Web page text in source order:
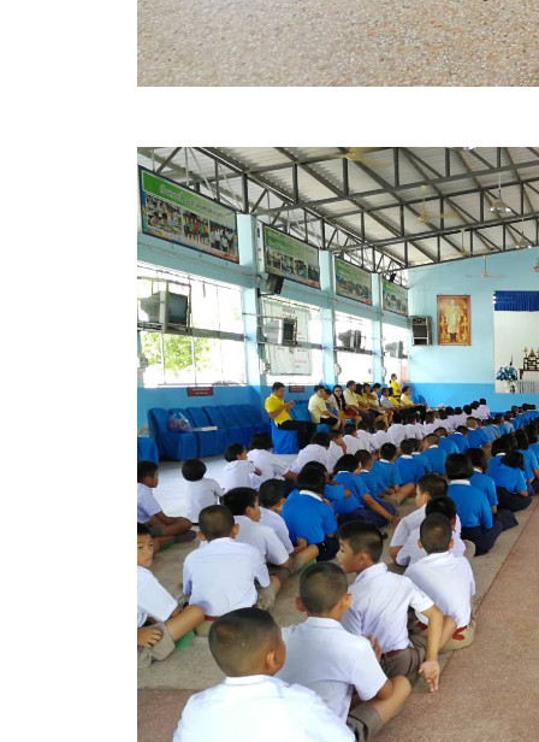
คู่มือการปฏิบัติงานฝ่ายทะเบียนพัสดุและทรัพย์สิน
ขั้นตอนและวิธีการชำระภาษีฯ
แบบฟอร์มการชำระภาษีฯ
การบริการแบบเบ็ดเสร็จ (One Stop Service)
หนังสือสั่งการ
สรุปผลการปฏิบัติงานประจำเดือน GPS
ระเบียบพัสดุฯ การจัดซื้อจัดจ้าง
การเสริมสร้างคุณธรรมจริยธรรม
ITA : การประเมินคุณธรรมและความโปร่งใสในการ
การจัดการความรู้ (KM)